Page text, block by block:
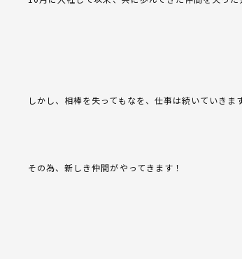
しかし、相棒を失ってもなを、仕事は続いていきます
その為、新しき仲間がやってきます！